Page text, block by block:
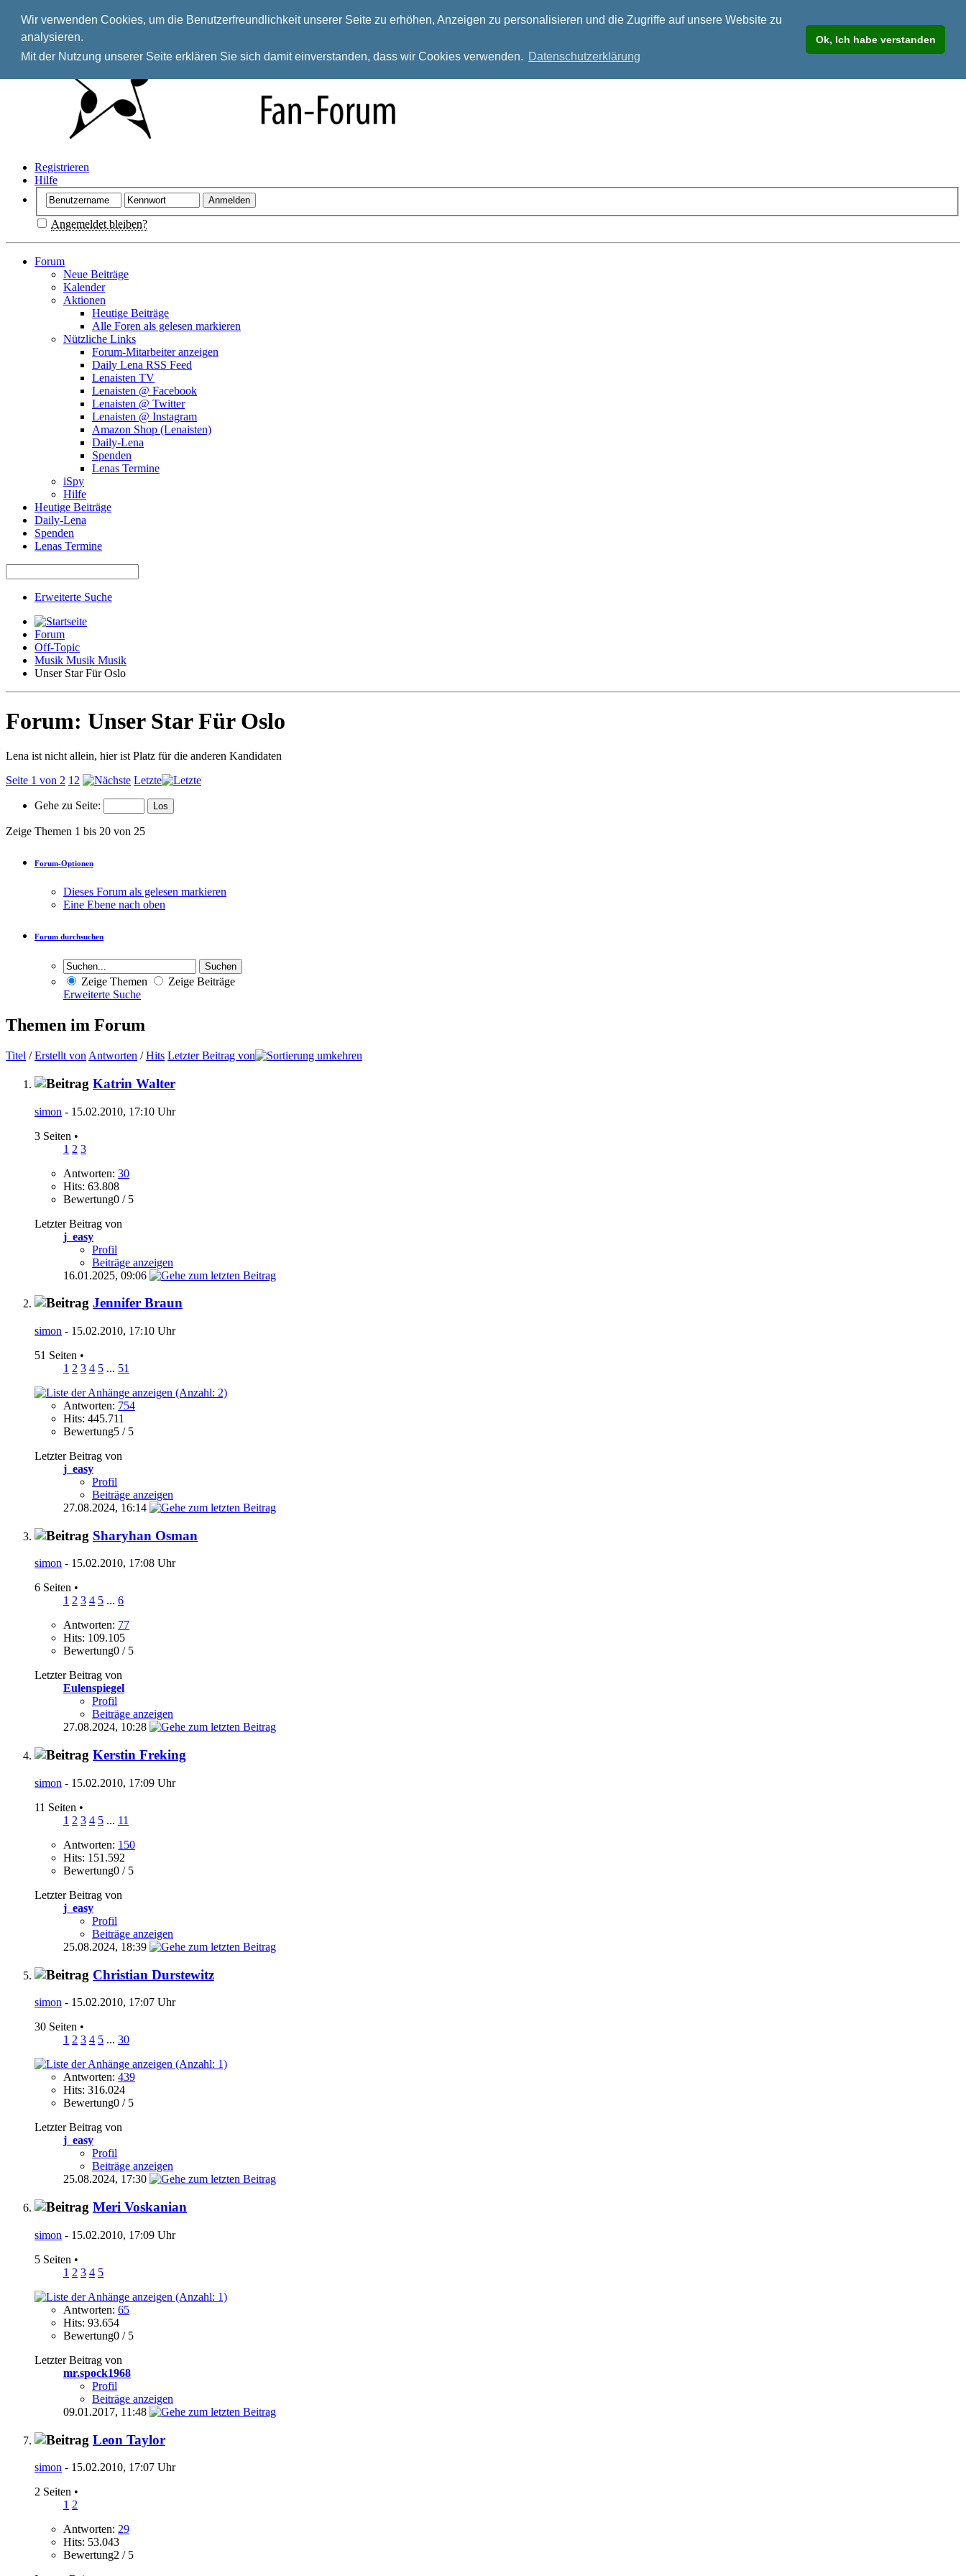
Wir verwenden Cookies, um die Benutzerfreundlichkeit unserer Seite zu erhöhen, Anzeigen zu personalisieren und die Zugriffe auf unsere Website zu
analysieren.
Mit der Nutzung unserer Seite erklären Sie sich damit einverstanden, dass wir Cookies verwenden. Datenschutzerklärung
Ok, Ich habe verstanden
Registrieren
Hilfe
Angemeldet bleiben?
Forum
Neue Beiträge
Kalender
Aktionen
Heutige Beiträge
Alle Foren als gelesen markieren
Nützliche Links
Forum-Mitarbeiter anzeigen
Daily Lena RSS Feed
Lenaisten TV
Lenaisten @ Facebook
Lenaisten @ Twitter
Lenaisten @ Instagram
Amazon Shop (Lenaisten)
Daily-Lena
Spenden
Lenas Termine
iSpy
Hilfe
Heutige Beiträge
Daily-Lena
Spenden
Lenas Termine
Erweiterte Suche
Forum
Off-Topic
Musik Musik Musik
Unser Star Für Oslo
Forum: Unser Star Für Oslo
Lena ist nicht allein, hier ist Platz für die anderen Kandidaten
Seite 1 von 2 12 Letzte
Gehe zu Seite:
Zeige Themen 1 bis 20 von 25
Forum-Optionen
Dieses Forum als gelesen markieren
Eine Ebene nach oben
Forum durchsuchen
Zeige Themen
Zeige Beiträge
Erweiterte Suche
Themen im Forum
Titel /Erstellt von Antworten /Hits Letzter Beitrag von
Katrin Walter
simon - 15.02.2010, 17:10 Uhr
3 Seiten •
1 2 3
Antworten: 30
Hits: 63.808
Bewertung0 / 5
Letzter Beitrag von
j_easy
Profil
Beiträge anzeigen
16.01.2025, 09:06
Jennifer Braun
simon - 15.02.2010, 17:10 Uhr
51 Seiten •
1 2 3 4 5 ... 51
Antworten: 754
Hits: 445.711
Bewertung5 / 5
Letzter Beitrag von
j_easy
Profil
Beiträge anzeigen
27.08.2024, 16:14
Sharyhan Osman
simon - 15.02.2010, 17:08 Uhr
6 Seiten •
1 2 3 4 5 ... 6
Antworten: 77
Hits: 109.105
Bewertung0 / 5
Letzter Beitrag von
Eulenspiegel
Profil
Beiträge anzeigen
27.08.2024, 10:28
Kerstin Freking
simon - 15.02.2010, 17:09 Uhr
11 Seiten •
1 2 3 4 5 ... 11
Antworten: 150
Hits: 151.592
Bewertung0 / 5
Letzter Beitrag von
j_easy
Profil
Beiträge anzeigen
25.08.2024, 18:39
Christian Durstewitz
simon - 15.02.2010, 17:07 Uhr
30 Seiten •
1 2 3 4 5 ... 30
Antworten: 439
Hits: 316.024
Bewertung0 / 5
Letzter Beitrag von
j_easy
Profil
Beiträge anzeigen
25.08.2024, 17:30
Meri Voskanian
simon - 15.02.2010, 17:09 Uhr
5 Seiten •
1 2 3 4 5
Antworten: 65
Hits: 93.654
Bewertung0 / 5
Letzter Beitrag von
mr.spock1968
Profil
Beiträge anzeigen
09.01.2017, 11:48
Leon Taylor
simon - 15.02.2010, 17:07 Uhr
2 Seiten •
1 2
Antworten: 29
Hits: 53.043
Bewertung2 / 5